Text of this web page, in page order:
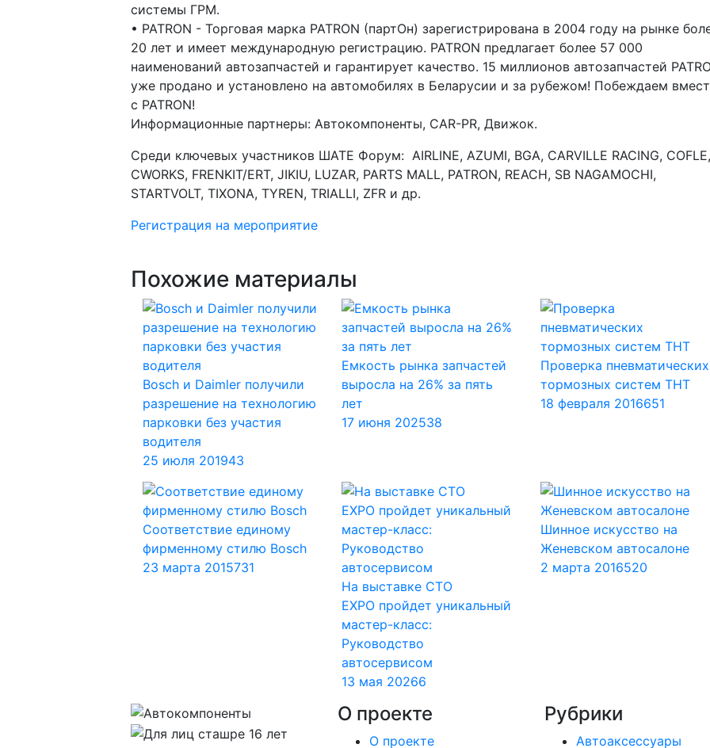
системы ГРМ.
• PATRON - Торговая марка PATRON (партОн) зарегистрирована в 2004 году на рынке
20 лет и имеет международную регистрацию. PATRON предлагает более 57 000
наименований автозапчастей и гарантирует качество. 15 миллионов автозапчастей
уже продано и установлено на автомобилях в Беларусии и за рубежом! Побеждаем
с PATRON!
Информационные партнеры: Автокомпоненты, CAR-PR, Движок.
Среди ключевых участников ШАТЕ Форум: AIRLINE, AZUMI, BGA, CARVILLE RACING, COFLE,
CWORKS, FRENKIT/ERT, JIKIU, LUZAR, PARTS MALL, PATRON, REACH, SB NAGAMOCHI,
STARTVOLT, TIXONA, TYREN, TRIALLI, ZFR и др.
Регистрация на мероприятие
Похожие материалы
Bosch и Daimler получили
разрешение на технологию
парковки без участия
водителя
25 июля 201943
Емкость рынка запчастей
выросла на 26% за пять
лет
17 июня 202538
Проверка пневматических
тормозных систем ТНТ
18 февраля 2016651
Соответствие единому
фирменному стилю Bosch
23 марта 2015731
На выставке СТО
EXPO пройдет уникальный
мастер-класс:
Руководство
автосервисом
13 мая 20266
Шинное искусство на
Женевском автосалоне
2 марта 2016520
О проекте
О проекте
Рубрики
Автоаксессуары